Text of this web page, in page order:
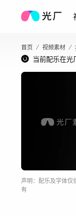
首页 视频素材
当前配乐在光
声明：配乐及字体仅
有